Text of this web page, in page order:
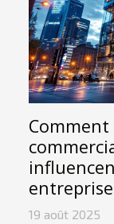
19 août 2025